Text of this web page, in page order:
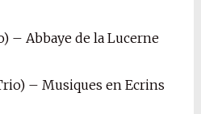
– Abbaye de la Lucerne
– Musiques en Ecrins